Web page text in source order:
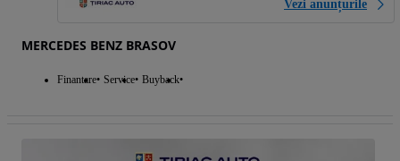
Vezi anunțurile
MERCEDES BENZ BRASOV
Finantare Service Buyback